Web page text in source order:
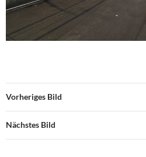
Vorheriges Bild
Nächstes Bild